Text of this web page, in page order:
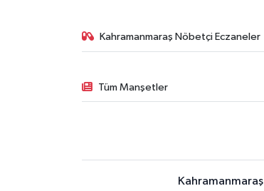
Kahramanmaraş Nöbetçi Eczaneler
Tüm Manşetler
Kahramanmaraş